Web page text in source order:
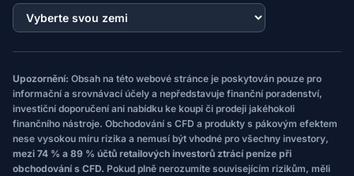
Upozornění: Obsah na této webové stránce je poskytován pouze pro
informační a srovnávací účely a nepředstavuje finanční poradenství,
investiční doporučení ani nabídku ke koupi či prodeji jakéhokoli
finančního nástroje. Obchodování s CFD a produkty s pákovým efektem
nese vysokou míru rizika a nemusí být vhodné pro všechny investory,
mezi 74 % a 89 % účtů retailových investorů ztrácí peníze při
obchodování s CFD. Pokud plně nerozumíte souvisejícím rizikům, měli